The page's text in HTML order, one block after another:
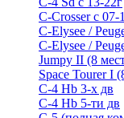
C-Crosser с 07-
C-Elysee /
C-Elysee /
Jumpy II (8
Space Tourer I
С-4 Hb 3-х дв
С-4 Hb 5-ти дв